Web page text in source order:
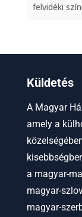
felvidéki
Küldetés
A Magyar
amely a
a magyar-
magyar-
magyar-